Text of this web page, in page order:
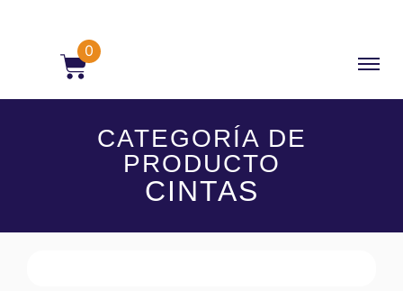
0
CATEGORÍA DE
PRODUCTO
CINTAS